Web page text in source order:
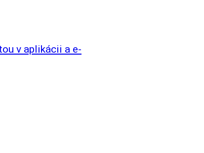
v aplikácii a e-